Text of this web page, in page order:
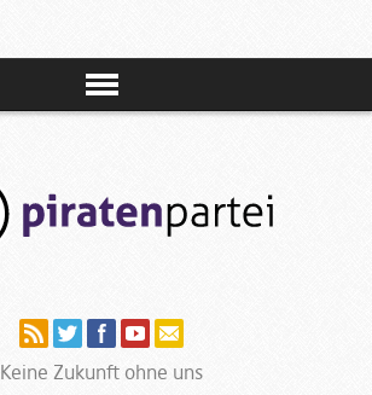
Keine Zukunft ohne uns